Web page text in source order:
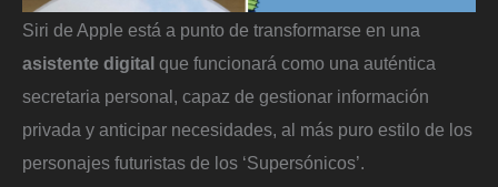
Siri de Apple está a punto de transformarse en una
asistente digital que funcionará como una auténtica
secretaria personal, capaz de gestionar información
privada y anticipar necesidades, al más puro estilo de los
personajes futuristas de los ‘Supersónicos’.